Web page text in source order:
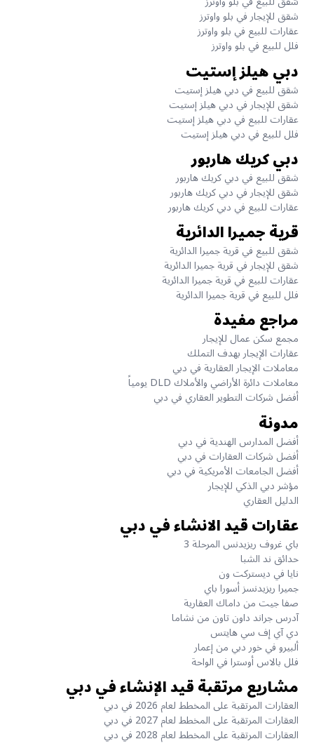
شقق للإيجار في بلو واوترز
عقارات للبيع في بلو واوترز
فلل للبيع في بلو واوترز
دبي هيلز إستيت
شقق للبيع في دبي هيلز إستيت
شقق للإيجار في دبي هيلز إستيت
عقارات للبيع في دبي هيلز إستيت
فلل للبيع في دبي هيلز إستيت
دبي كريك هاربور
شقق للبيع في دبي كريك هاربور
شقق للإيجار في دبي كريك هاربور
عقارات للبيع في دبي كريك هاربور
قرية جميرا الدائرية
شقق للبيع في قرية جميرا الدائرية
شقق للإيجار في قرية جميرا الدائرية
عقارات للبيع في قرية جميرا الدائرية
فلل للبيع في قرية جميرا الدائرية
مراجع مفيدة
مجمع سكن عمال للإيجار
عقارات الإيجار بهدف التملك
معاملات الإيجار العقارية في دبي
معاملات دائرة الأراضي والأملاك DLD يومياً
أفضل شركات التطوير العقاري في دبي
مدونة
أفضل المدارس الهندية في دبي
أفضل شركات العقارات في دبي
أفضل الجامعات الأمريكية في دبي
مؤشر دبي الذكي للإيجار
الدليل العقاري
عقارات قيد الانشاء في دبي
باي غروف ريزيدنس المرحلة 3
حدائق ند الشبا
نايا في ديستركت ون
جميرا ريزيدنسز أسورا باي
صفا جيت من داماك العقارية
آدرس جراند داون تاون من نشاما
دي آي إف سي هايتس
ألبيرو في خور دبي من إعمار
فلل بالاس أوسترا في الواحة
مشاريع مرتقبة قيد الإنشاء في دبي
العقارات المرتقبة على المخطط لعام 2026 في دبي
العقارات المرتقبة على المخطط لعام 2027 في دبي
العقارات المرتقبة على المخطط لعام 2028 في دبي